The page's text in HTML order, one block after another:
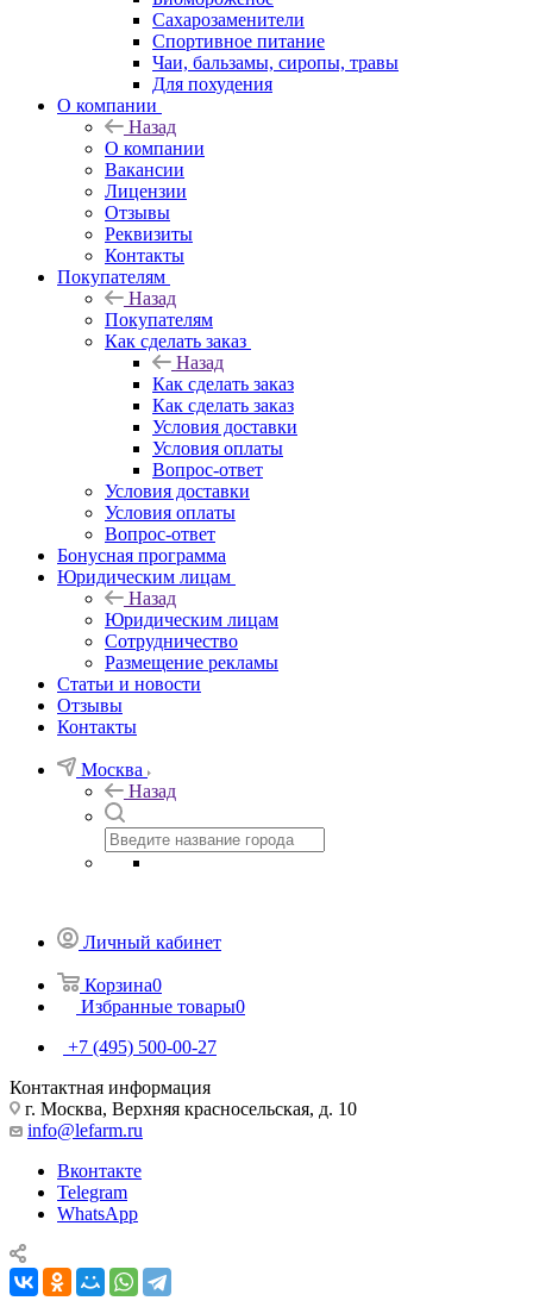
Сахарозаменители
Спортивное питание
Чаи, бальзамы, сиропы, травы
Для похудения
О компании
Назад
О компании
Вакансии
Лицензии
Отзывы
Реквизиты
Контакты
Покупателям
Назад
Покупателям
Как сделать заказ
Назад
Как сделать заказ
Как сделать заказ
Условия доставки
Условия оплаты
Вопрос-ответ
Условия доставки
Условия оплаты
Вопрос-ответ
Бонусная программа
Юридическим лицам
Назад
Юридическим лицам
Сотрудничество
Размещение рекламы
Статьи и новости
Отзывы
Контакты
Москва
Назад
Личный кабинет
Корзина0
Избранные товары0
+7 (495) 500-00-27
Контактная информация
г. Москва, Верхняя красносельская, д. 10
info@lefarm.ru
Вконтакте
Telegram
WhatsApp